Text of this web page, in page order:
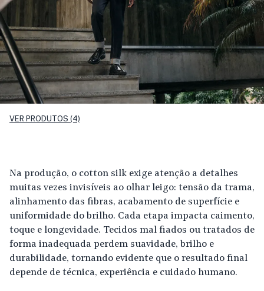
VER PRODUTOS (4)
Na produção, o cotton silk exige atenção a detalhes
muitas vezes invisíveis ao olhar leigo: tensão da trama,
alinhamento das fibras, acabamento de superfície e
uniformidade do brilho. Cada etapa impacta caimento,
toque e longevidade. Tecidos mal fiados ou tratados de
forma inadequada perdem suavidade, brilho e
durabilidade, tornando evidente que o resultado final
depende de técnica, experiência e cuidado humano.